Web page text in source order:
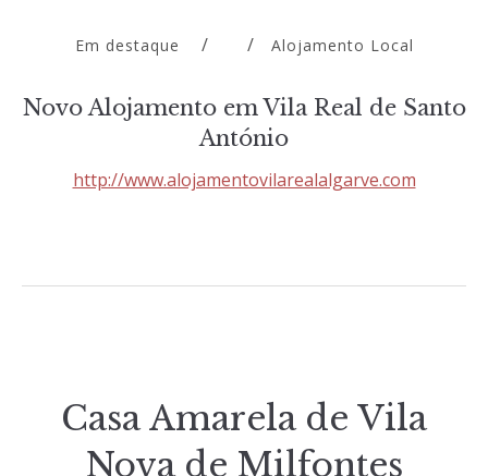
Em destaque Alojamento Local
Novo Alojamento em Vila Real de Santo
António
http://www.alojamentovilarealalgarve.com
Casa Amarela de Vila
Nova de Milfontes